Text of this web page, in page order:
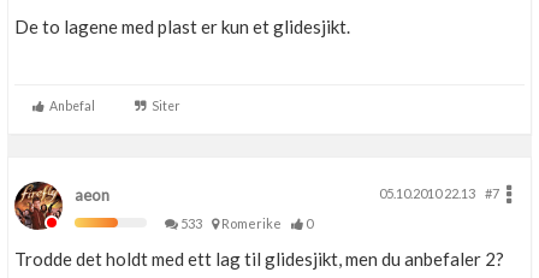
De to lagene med plast er kun et glidesjikt.
Anbefal Siter
aeon 05.10.2010 22.13
#7
533
Romerike 0
Trodde det holdt med ett lag til glidesjikt, men du anbefaler 2?